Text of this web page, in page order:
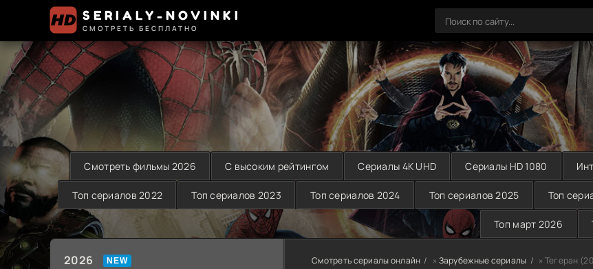
SERIALY-NOVINKI
СМОТРЕТЬ БЕСПЛАТНО
Смотреть фильмы 2026 С высоким рейтингом Сериалы 4K UHD Сериалы HD 1080
Топ сериалов 2022 Топ сериалов 2023 Топ сериалов 2024 Топ сериалов 2025 Топ
Топ март 2026
2026 Смотреть сериалы онлайн » Зарубежные сериалы » Тегеран